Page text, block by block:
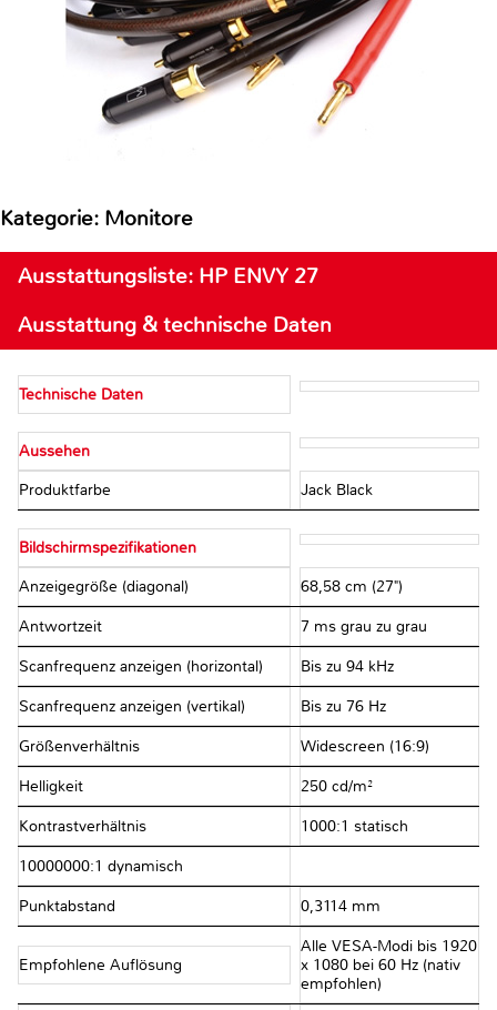
Kategorie: Monitore
Ausstattungsliste: HP ENVY 27
Ausstattung & technische Daten
Technische Daten
Aussehen
Produktfarbe Jack Black
Bildschirmspezifikationen
Anzeigegröße (diagonal) 68,58 cm (27")
Antwortzeit 7 ms grau zu grau
Scanfrequenz anzeigen (horizontal) Bis zu 94 kHz
Scanfrequenz anzeigen (vertikal) Bis zu 76 Hz
Größenverhältnis Widescreen (16:9)
Helligkeit 250 cd/m²
Kontrastverhältnis 1000:1 statisch
10000000:1 dynamisch
Punktabstand 0,3114 mm
Empfohlene Auflösung
Alle VESA-Modi bis 1920
x 1080 bei 60 Hz (nativ
empfohlen)